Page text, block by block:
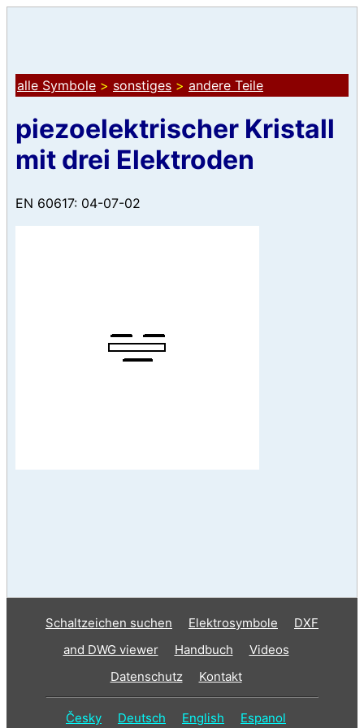
alle Symbole > sonstiges > andere Teile
piezoelektrischer Kristall
mit drei Elektroden
EN 60617: 04-07-02
Schaltzeichen suchen Elektrosymbole
DXF
and DWG viewer
Handbuch
Videos
Datenschutz
Kontakt
Česky Deutsch English Espanol